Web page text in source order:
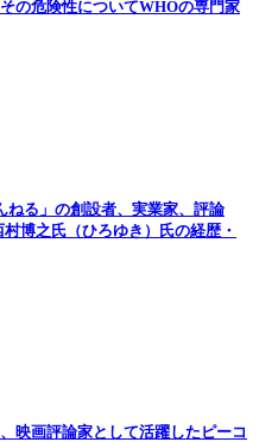
の危険性についてWHOの専門家
ねる」の創設者、実業家、評論
博之氏（ひろゆき）氏の経歴・
映画評論家として活躍したピーコ